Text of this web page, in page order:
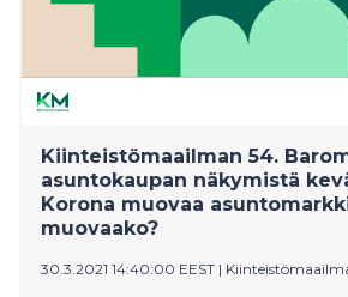
Kiinteistömaailman 54.
asuntokaupan näkymistä
Korona muovaa
muovaako?
30.3.2021 14:40:00 EEST |